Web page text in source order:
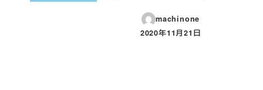
machinone
投稿日
2020年11月21日